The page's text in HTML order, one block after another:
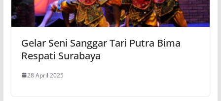
Gelar Seni Sanggar Tari Putra Bima
Respati Surabaya
28 April 2025